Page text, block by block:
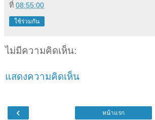
ที่ 08:55:00
ใช้ร่วมกัน
ไม่มีความคิดเห็น:
แสดงความคิดเห็น
‹ หน้าแรก